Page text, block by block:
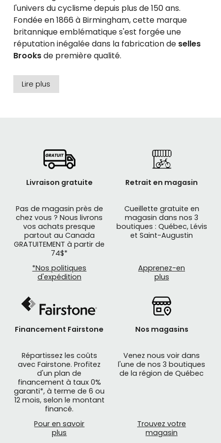
l'univers du cyclisme depuis plus de 150 ans.
Fondée en 1866 à Birmingham, cette marque
britannique emblématique s'est forgée une
réputation inégalée dans la fabrication de selles
Brooksde première qualité.
Chaqueselle Brooks
mélange entre tradition artisanale, innovation
Le succès desselles Brooks
repose sur une
philosophie simple : créer des selles qui
s'adaptent parfaitement à la morphologie du
cycliste. La marque utilise des cuirs de qualité
travaillés selon des méthodes traditionnelles.
Cette approche unique permet aux selles Brooks
de développer une empreinte personnalisée au fil
du temps, épousant parfaitement la forme du
Une gamme complète disponible
chez Mathieu Performance
Chez Mathieu Performance, nous sommes fiers
de proposer une sélection exceptionnelle de
cyclistes. Notre gamme comprend :
Lesselles Brooks
classiques en cuir de
la série B17, référence absolue pour le
cyclotourisme
Les modèles Cambium, alliant tradition
et modernité avec leur construction en
caoutchouc vulcanisé et coton
Lire plus
Livraison gratuite
Pas de magasin près de
chez vous ? Nous livrons
vos achats presque
partout au Canada
GRATUITEMENT à partir de
74$*
*Nos politiques
d'expédition
Retrait en magasin
Cueillette gratuite en
magasin dans nos 3
boutiques : Québec, Lévis
et Saint-Augustin
Apprenez-en
plus
Financement Fairstone
Répartissez les coûts
avec Fairstone. Profitez
d'un plan de
financement à taux 0%
garanti*, à terme de 6 ou
12 mois, selon le montant
financé.
Pour en savoir
plus
Nos magasins
Venez nous voir dans
l'une de nos 3 boutiques
de la région de Québec
Trouvez votre
magasin